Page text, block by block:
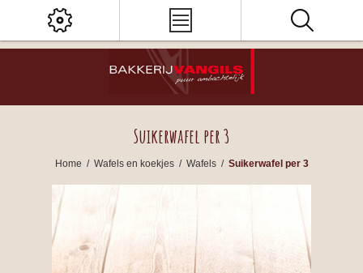
Suikerwafel per 3
Home / Wafels en koekjes / Wafels / Suikerwafel per 3